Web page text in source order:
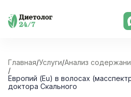
Skip
Главная/Услуги/Анализ
/
Европий (Eu) в волосах
доктора Скального